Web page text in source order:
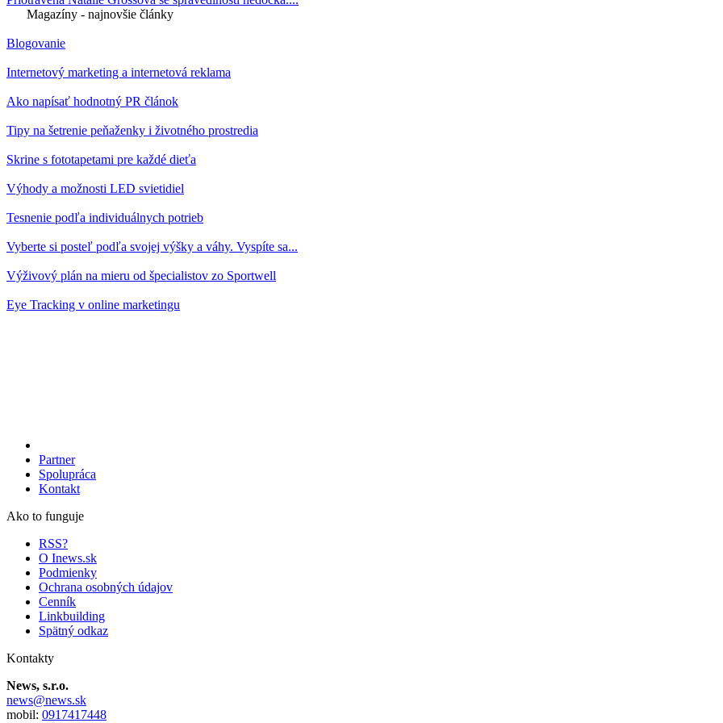
Magazíny - najnovšie články
Blogovanie
Internetový marketing a internetová reklama
Ako napísať hodnotný PR článok
Tipy na šetrenie peňaženky i životného prostredia
Skrine s fototapetami pre každé dieťa
Výhody a možnosti LED svietidiel
Tesnenie podľa individuálnych potrieb
Vyberte si posteľ podľa svojej výšky a váhy. Vyspíte sa...
Výživový plán na mieru od špecialistov zo Sportwell
Eye Tracking v online marketingu
Partner
Spolupráca
Kontakt
Ako to funguje
RSS?
O Inews.sk
Podmienky
Ochrana osobných údajov
Cenník
Linkbuilding
Spätný odkaz
Kontakty
News, s.r.o.
news@news.sk
mobil: 0917417448